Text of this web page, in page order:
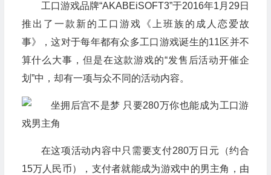
工口游戏品牌“AKABEiSOFT3”于2016年1月29日
推出了一款新的工口游戏《上班族的成人恋爱故
事》，这对于每年都有众多工口游戏诞生的11区并不
算什么大事，但是在这款游戏的“发售后活动开催企
划”中，却有一项与众不同的活动内容。
在这项活动内容中只需要支付280万日元（约合
15万人民币），支付者就能成为游戏中的男主角，由